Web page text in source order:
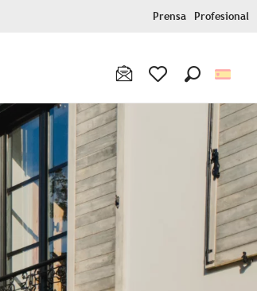
Prensa Profesional